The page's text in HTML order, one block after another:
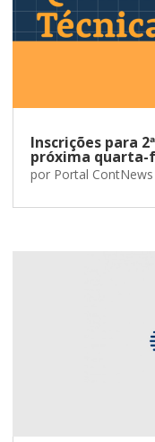
Inscrições para
próxima quarta-
por Portal ContNews